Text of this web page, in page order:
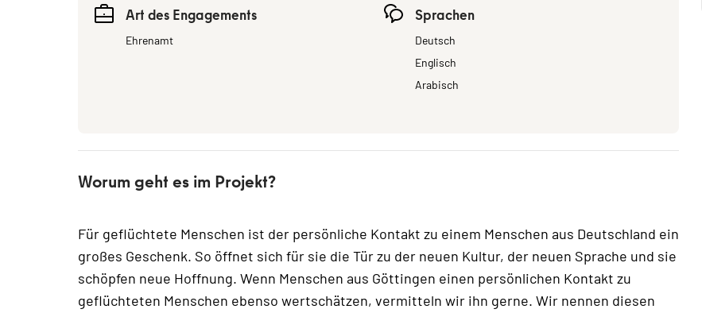
Art des Engagements
Ehrenamt
Sprachen
Deutsch
Englisch
Arabisch
Worum geht es im Projekt?
Für geflüchtete Menschen ist der persönliche Kontakt zu einem Menschen aus Deutschland ein
großes Geschenk. So öffnet sich für sie die Tür zu der neuen Kultur, der neuen Sprache und sie
schöpfen neue Hoffnung. Wenn Menschen aus Göttingen einen persönlichen Kontakt zu
geflüchteten Menschen ebenso wertschätzen, vermitteln wir ihn gerne. Wir nennen diesen